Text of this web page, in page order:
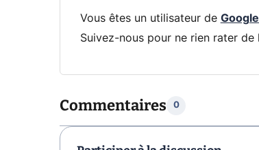
Vous êtes un utilisateur de
Suivez-nous pour ne rien rater de
Commentaires 0